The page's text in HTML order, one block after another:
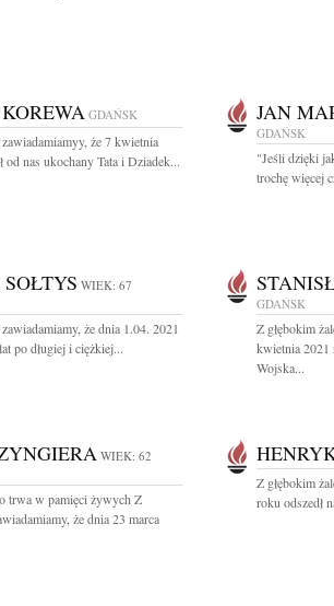
GDAŃSK
że 7 kwietnia
od nas ukochany Tata i Dziadek...
JAN
GDAŃSK
"Jeśli dzięki
trochę więcej
WIEK: 67
że dnia 1.04. 2021
po długiej i ciężkiej...
GDAŃSK
Z głębokim
kwietnia 2021
Wojska...
WIEK: 62
trwa w pamięci żywych Z
że dnia 23 marca
Z głębokim
roku odszedł